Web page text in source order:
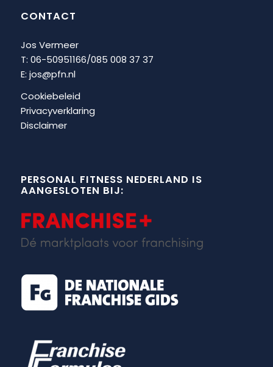
CONTACT
Jos Vermeer
T: 06-50951166/085 008 37 37
E: jos@pfn.nl
Cookiebeleid
Privacyverklaring
Disclaimer
PERSONAL FITNESS NEDERLAND IS
AANGESLOTEN BIJ: